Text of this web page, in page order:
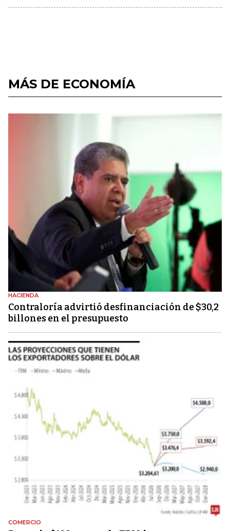
MÁS DE ECONOMÍA
HACIENDA
Contraloría advirtió desfinanciación de $30,2
billones en el presupuesto
COMERCIO